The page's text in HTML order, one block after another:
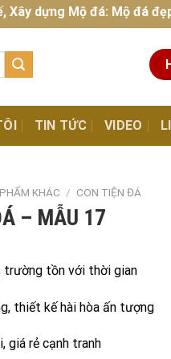
dựng Mộ đá: Mộ đá đẹp,
TIN TỨC VIDEO
KHÁC / CON TIỆN ĐÁ
– MẪU 17
tồn với thời gian
thiết kế hài hòa ấn tượng
giá rẻ cạnh tranh